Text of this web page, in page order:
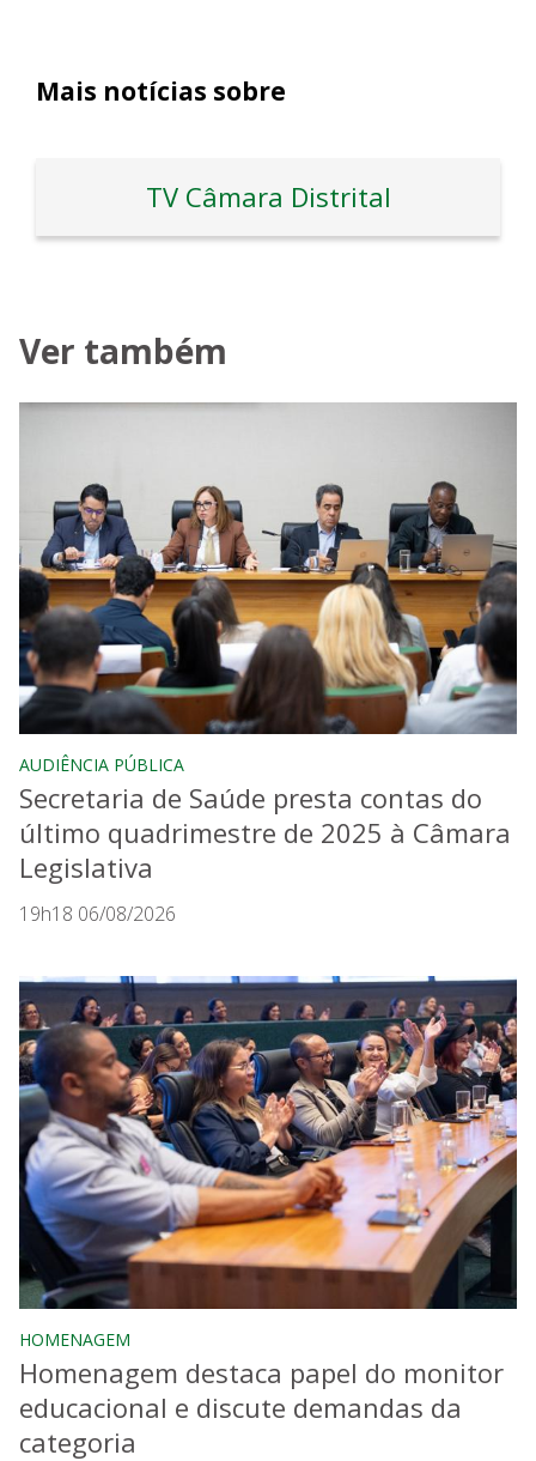
Mais notícias sobre
TV Câmara Distrital
Ver também
AUDIÊNCIA PÚBLICA
Secretaria de Saúde presta contas do
último quadrimestre de 2025 à Câmara
Legislativa
19h18 06/08/2026
HOMENAGEM
Homenagem destaca papel do monitor
educacional e discute demandas da
categoria